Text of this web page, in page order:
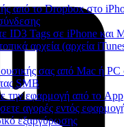
από το Dropbox στο
ID3 Tags σε iPhone και
αρχεία (αρχεία
σας από Mac ή PC
SMB
την εφαρμογή από το App
αγορές εντός
εξαργύρωσης